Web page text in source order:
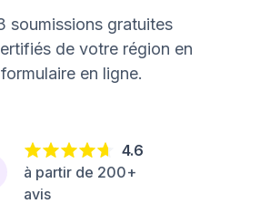
soumissions gratuites
de votre région en
en ligne.
4.6
à partir de 200+
avis